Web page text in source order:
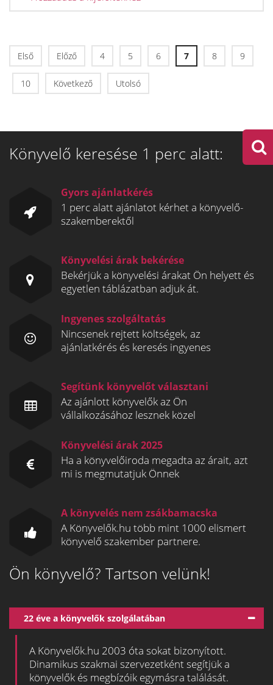
Első Előző 4 5 6 7 8 9
10 Következő Utolsó
Könyvelő keresése 1 perc alatt:
Gyors ajánlatkérés
1 perc alatt ajánlatot kérhet a könyvelő-
szakemberektől
Könyvelési árak bekérése
Bekérjük a könyvelési árakat Ön helyett és
egyetlen táblázatban adjuk át.
Ingyenes szolgáltatás
Nincsenek rejtett költségek, az
ajánlatkérés és keresés ingyenes
Segítünk könyvelőt választani
Az ajánlott könyvelők az Ön
vállalkozásához lesznek közel
Könyvelési árak 2025
Ha a könyvelőiroda megadta az árait, azt
mi is megmutatjuk Önnek
A könyvelés nem zsákbamacska
A Könyvelők.hu több mint 1000 elismert
könyvelő szakember partnere.
Ön könyvelő? Tartson velünk!
22 éve a könyvelők szolgálatában
A Könyvelők.hu 2003 óta sokat bizonyított.
Dinamikus szakmai szervezetként segítjük a
könyvelők és megbízóik egymásra találását.